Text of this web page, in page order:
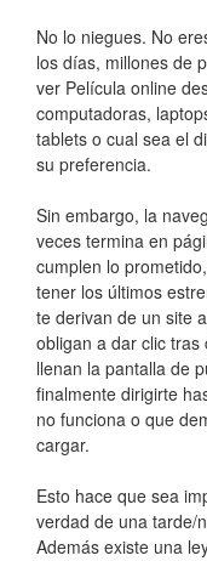
No lo niegues. No
los días, millones de
ver Película online
computadoras,
tablets o cual sea el
su preferencia.
Sin embargo, la
veces termina en
cumplen lo
tener los últimos
te derivan de un site
obligan a dar clic tras
llenan la pantalla de
finalmente dirigirte
no funciona o que
cargar.
Esto hace que sea
verdad de una tarde/
Además existe una